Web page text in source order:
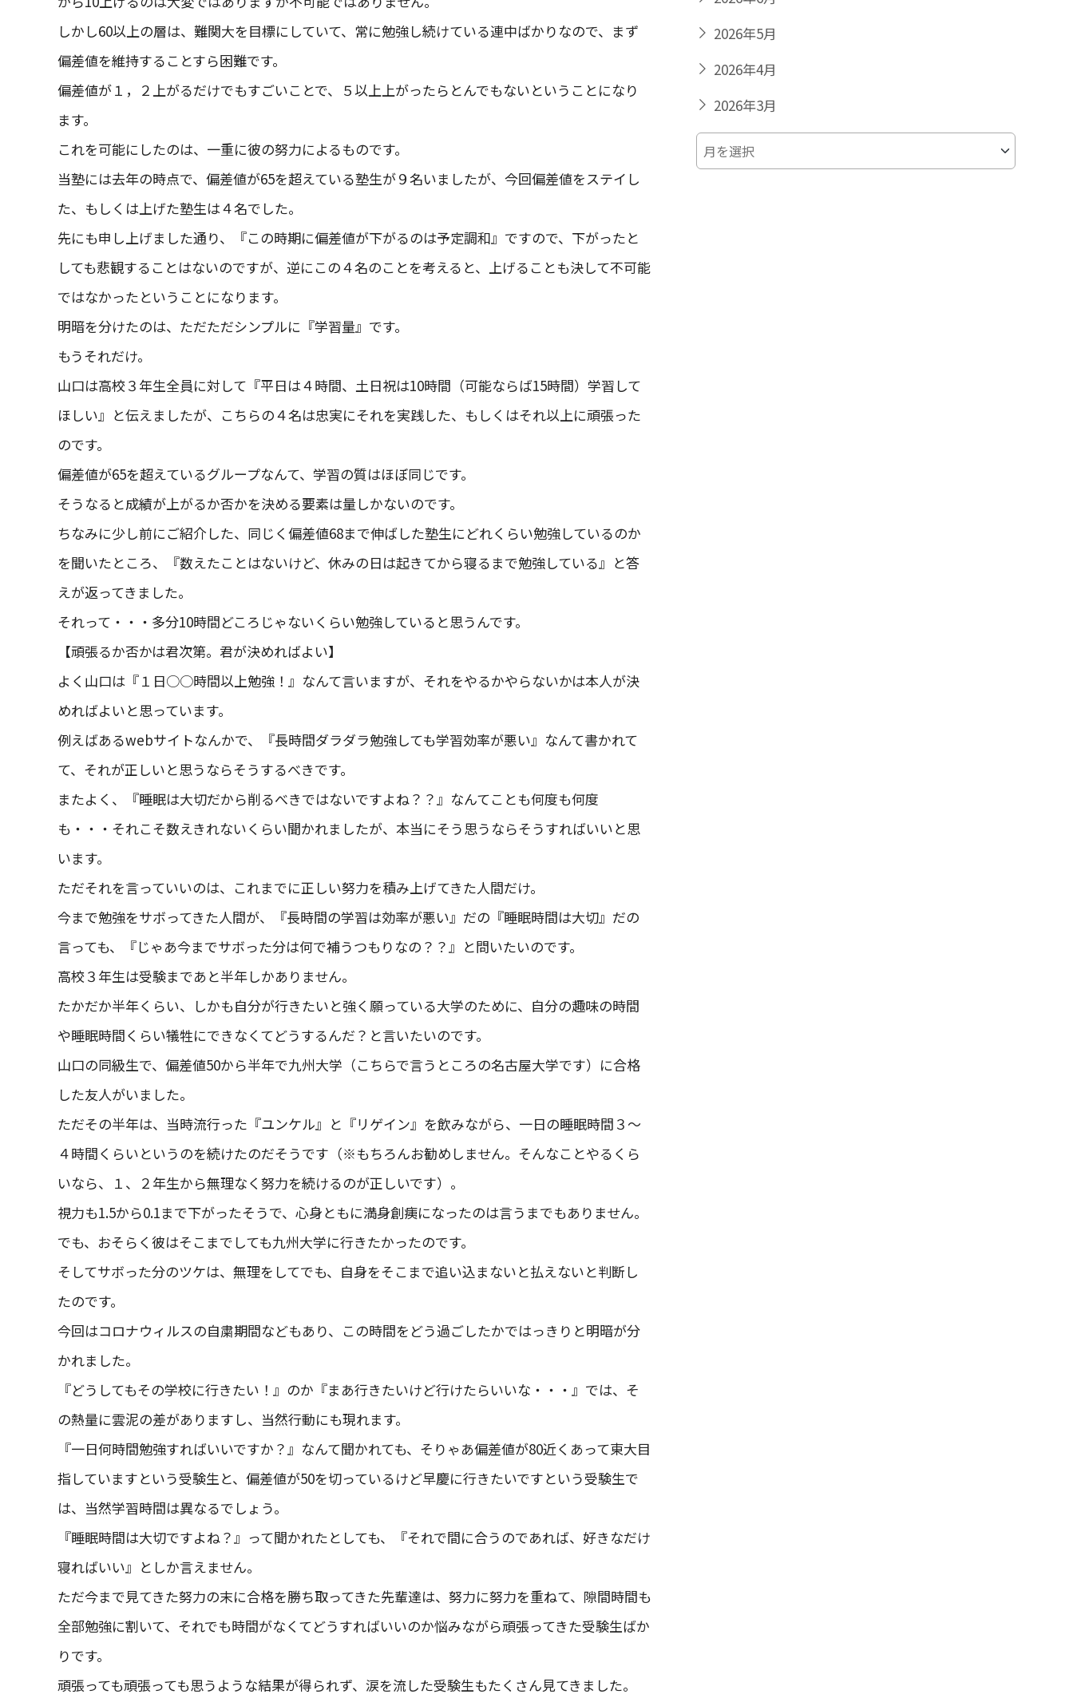
しかし60以上の層は、難関大を目標にしていて、常に勉強し続けている連中ばかりなので、まず
偏差値を維持することすら困難です。
偏差値が１，２上がるだけでもすごいことで、５以上上がったらとんでもないということになり
ます。
これを可能にしたのは、一重に彼の努力によるものです。
当塾には去年の時点で、偏差値が65を超えている塾生が９名いましたが、今回偏差値をステイし
た、もしくは上げた塾生は４名でした。
先にも申し上げました通り、『この時期に偏差値が下がるのは予定調和』ですので、下がったと
しても悲観することはないのですが、逆にこの４名のことを考えると、上げることも決して不可能
ではなかったということになります。
明暗を分けたのは、ただただシンプルに『学習量』です。
もうそれだけ。
山口は高校３年生全員に対して『平日は４時間、土日祝は10時間（可能ならば15時間）学習して
ほしい』と伝えましたが、こちらの４名は忠実にそれを実践した、もしくはそれ以上に頑張った
のです。
偏差値が65を超えているグループなんて、学習の質はほぼ同じです。
そうなると成績が上がるか否かを決める要素は量しかないのです。
ちなみに少し前にご紹介した、同じく偏差値68まで伸ばした塾生にどれくらい勉強しているのか
を聞いたところ、『数えたことはないけど、休みの日は起きてから寝るまで勉強している』と答
えが返ってきました。
それって・・・多分10時間どころじゃないくらい勉強していると思うんです。
【頑張るか否かは君次第。君が決めればよい】
よく山口は『１日○○時間以上勉強！』なんて言いますが、それをやるかやらないかは本人が決
めればよいと思っています。
例えばあるwebサイトなんかで、『長時間ダラダラ勉強しても学習効率が悪い』なんて書かれて
て、それが正しいと思うならそうするべきです。
またよく、『睡眠は大切だから削るべきではないですよね？？』なんてことも何度も何度
も・・・それこそ数えきれないくらい聞かれましたが、本当にそう思うならそうすればいいと思
います。
ただそれを言っていいのは、これまでに正しい努力を積み上げてきた人間だけ。
今まで勉強をサボってきた人間が、『長時間の学習は効率が悪い』だの『睡眠時間は大切』だの
言っても、『じゃあ今までサボった分は何で補うつもりなの？？』と問いたいのです。
高校３年生は受験まであと半年しかありません。
たかだか半年くらい、しかも自分が行きたいと強く願っている大学のために、自分の趣味の時間
や睡眠時間くらい犠牲にできなくてどうするんだ？と言いたいのです。
山口の同級生で、偏差値50から半年で九州大学（こちらで言うところの名古屋大学です）に合格
した友人がいました。
ただその半年は、当時流行った『ユンケル』と『リゲイン』を飲みながら、一日の睡眠時間３～
４時間くらいというのを続けたのだそうです（※もちろんお勧めしません。そんなことやるくら
いなら、１、２年生から無理なく努力を続けるのが正しいです）。
視力も1.5から0.1まで下がったそうで、心身ともに満身創痍になったのは言うまでもありません。
でも、おそらく彼はそこまでしても九州大学に行きたかったのです。
そしてサボった分のツケは、無理をしてでも、自身をそこまで追い込まないと払えないと判断し
たのです。
今回はコロナウィルスの自粛期間などもあり、この時間をどう過ごしたかではっきりと明暗が分
かれました。
『どうしてもその学校に行きたい！』のか『まあ行きたいけど行けたらいいな・・・』では、そ
の熱量に雲泥の差がありますし、当然行動にも現れます。
『一日何時間勉強すればいいですか？』なんて聞かれても、そりゃあ偏差値が80近くあって東大目
指していますという受験生と、偏差値が50を切っているけど早慶に行きたいですという受験生で
は、当然学習時間は異なるでしょう。
『睡眠時間は大切ですよね？』って聞かれたとしても、『それで間に合うのであれば、好きなだけ
寝ればいい』としか言えません。
ただ今まで見てきた努力の末に合格を勝ち取ってきた先輩達は、努力に努力を重ねて、隙間時間も
全部勉強に割いて、それでも時間がなくてどうすればいいのか悩みながら頑張ってきた受験生ばか
りです。
頑張っても頑張っても思うような結果が得られず、涙を流した受験生もたくさん見てきました。
2026年5月
2026年4月
2026年3月